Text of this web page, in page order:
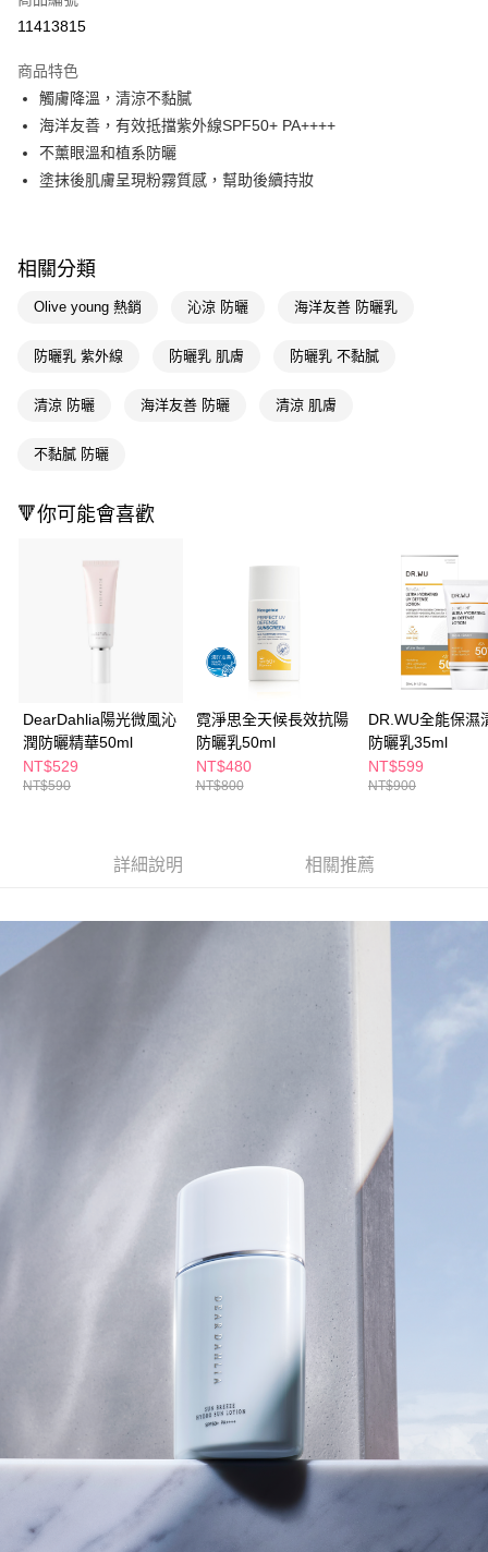
信用卡一次付款
LINE Pay
Apple Pay
街口支付
【關於「AFTEE先享後付」】
AFTEE先享後付是「在收到商品之後才付款」的支付方式。 讓您購物簡單
１．簡單：不需註冊會員、不需綁卡、不需儲值。
３．安心：先確認商品／服務後，再付款。
１．於結帳方式選擇「AFTEE先享後付」後，將跳轉至「AFTEE先享後付」
結帳頁面，進行簡訊認證並確認金額後，即可完成結帳。
３．收到繳費通知簡訊後14天內，點擊此簡訊中的連結，可透過四大超商／
ATM／網路銀行／等多元方式進行付款，方視為交易完成。
※ 請注意：結帳手續完成當下不需立刻繳費，但若您需要取消訂單，請聯絡
購買商品的店家。未經商家同意取消之訂單仍視為有效，需透過AFTEE先享
後付繳納相關費用。
※ 交易是否成功請以「AFTEE先享後付 」之結帳頁面顯示為準，若有關於
是否繳費成功／繳費後需取消欲退款等相關疑問，請聯繫「AFTEE先享後付
【注意事項】
１．透過由恩沛科技股份有限公司提供之「AFTEE先享後付」服務完成之交
易，需依本服務之必要範圍內提供個人資料，並將交易相關給付款項請求債
３．未成年的使用者請事先徵得法定代理人或監護人之同意方可使用
「AFTEE先享後付」，若未經同意申辦者引起之損失，本公司不負相關責
時審查核予不同之上限額度；若仍有額度不足之情形，本公司將視審查結果
請求用戶進行身份認證。
５．嚴禁一人註冊多個帳號或使用他人資訊註冊。若發現惡意使用之情形，
恩沛科技股份有限公司將有權停止該用戶之使用額度並採取法律行動。
即享券
運送方式
全家取貨付款
付款後全家取貨
萊爾富取貨付款
每筆NT$65，滿NT$490(含以上)免運費
7-11取貨付款
每筆NT$65，滿NT$490(含以上)免運費
付款後寶雅門市自取(由倉庫統一出貨)
每筆NT$80，滿NT$290(含以上)免運費
11413815
商品特色
觸膚降溫，清涼不黏膩
海洋友善，有效抵擋紫外線SPF50+ PA++++
不薰眼溫和植系防曬
塗抹後肌膚呈現粉霧質感，幫助後續持妝
相關分類
Olive young 熱銷 沁涼 防曬 海洋友善 防曬乳
防曬乳 紫外線 防曬乳 肌膚 防曬乳 不黏膩
清涼 防曬 海洋友善 防曬 清涼 肌膚
不黏膩 防曬
🔻你可能會喜歡
DearDahlia陽光微風沁
潤防曬精華50ml
NT$529
NT$590
霓淨思全天候長效抗陽
防曬乳50ml
NT$480
NT$800
DR.WU全能保濕
防曬乳35ml
NT$599
NT$900
詳細說明 相關推薦